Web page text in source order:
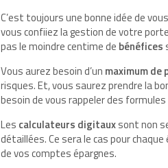
C’est toujours une bonne idée de
vous confiiez la gestion de votre
pas le moindre centime de bénéfices
Vous aurez besoin d’un maximum de
risques. Et, vous saurez prendre la
besoin de vous rappeler des formules
Les calculateurs digitauxsont non
détaillées. Ce sera le cas pour
de vos comptes épargnes.